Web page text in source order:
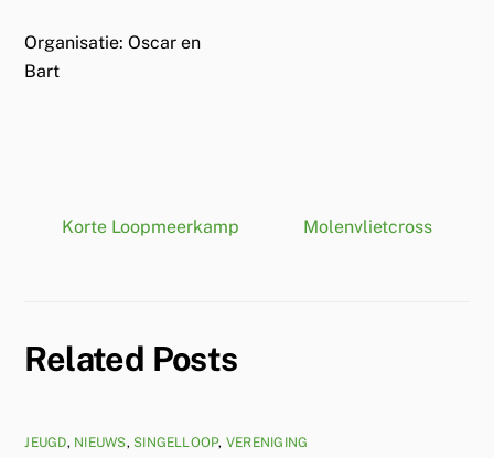
Organisatie: Oscar en
Bart
Korte Loopmeerkamp Molenvlietcross
Related Posts
JEUGD, NIEUWS, SINGELLOOP, VERENIGING